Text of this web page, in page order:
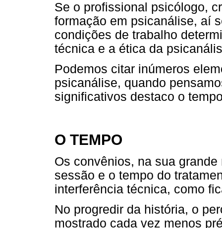
Se o profissional psicólogo,
formação em psicanálise, aí
condições de trabalho
técnica e a ética da
Podemos citar inúmeros
psicanálise, quando
significativos destaco o
O TEMPO
Os convênios, na sua
sessão e o tempo do
interferência técnica, como
No progredir da história, o
mostrado cada vez menos